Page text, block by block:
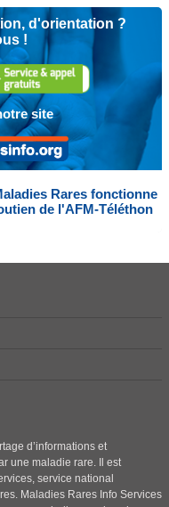
d'orientation ?
!
site
Rares fonctionne
de l'AFM-Téléthon
d’informations et
une maladie rare. Il est
service national
Maladies Rares Info Services